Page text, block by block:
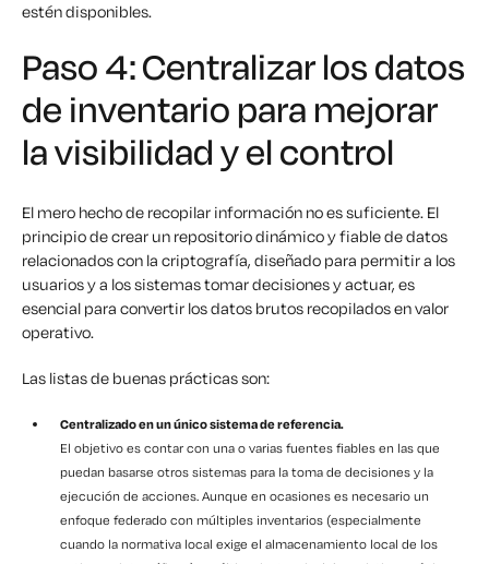
estén disponibles.
Paso 4: Centralizar los datos
de inventario para mejorar
la visibilidad y el control
El mero hecho de recopilar información no es suficiente. El
principio de crear un repositorio dinámico y fiable de datos
relacionados con la criptografía, diseñado para permitir a los
usuarios y a los sistemas tomar decisiones y actuar, es
esencial para convertir los datos brutos recopilados en valor
operativo.
Las listas de buenas prácticas son:
Centralizado en un único sistema de referencia.
El objetivo es contar con una o varias fuentes fiables en las que
puedan basarse otros sistemas para la toma de decisiones y la
ejecución de acciones. Aunque en ocasiones es necesario un
enfoque federado con múltiples inventarios (especialmente
cuando la normativa local exige el almacenamiento local de los